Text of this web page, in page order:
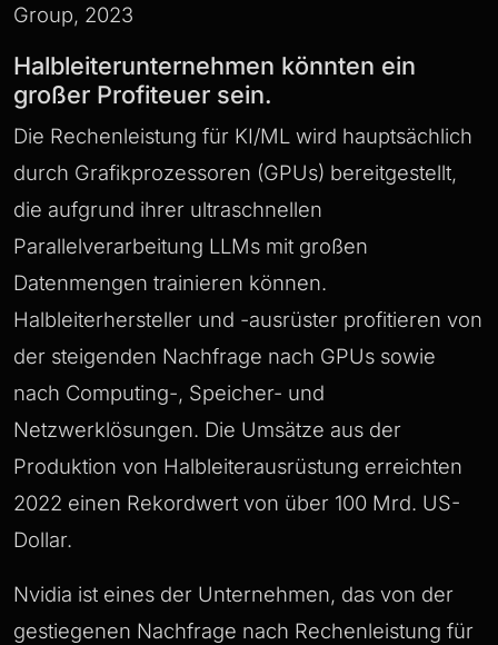
Group, 2023
Halbleiterunternehmen könnten ein
großer Profiteuer sein.
Die Rechenleistung für KI/ML wird hauptsächlich
durch Grafikprozessoren (GPUs) bereitgestellt,
die aufgrund ihrer ultraschnellen
Parallelverarbeitung LLMs mit großen
Datenmengen trainieren können.
Halbleiterhersteller und -ausrüster profitieren von
der steigenden Nachfrage nach GPUs sowie
nach Computing-, Speicher- und
Netzwerklösungen. Die Umsätze aus der
Produktion von Halbleiterausrüstung erreichten
2022 einen Rekordwert von über 100 Mrd. US-
Dollar.
Nvidia ist eines der Unternehmen, das von der
gestiegenen Nachfrage nach Rechenleistung für